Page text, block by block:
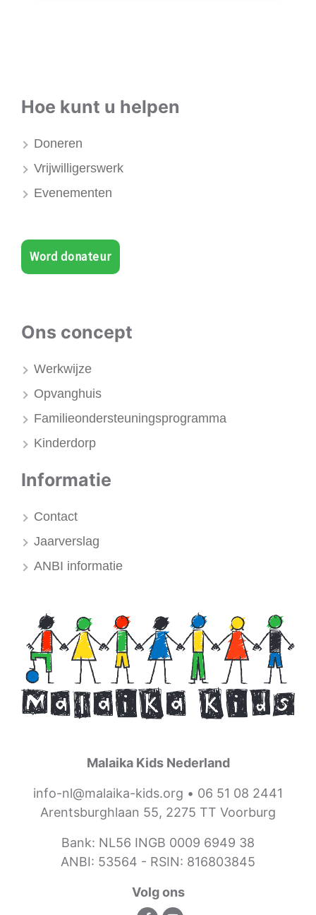
Hoe kunt u helpen
Doneren
Vrijwilligerswerk
Evenementen
Word donateur
Ons concept
Werkwijze
Opvanghuis
Familieondersteuningsprogramma
Kinderdorp
Informatie
Contact
Jaarverslag
ANBI informatie
Malaika Kids Nederland
info-nl@malaika-kids.org • 06 51 08 2441
Arentsburghlaan 55, 2275 TT Voorburg
Bank: NL56 INGB 0009 6949 38
ANBI: 53564 - RSIN: 816803845
Volg ons